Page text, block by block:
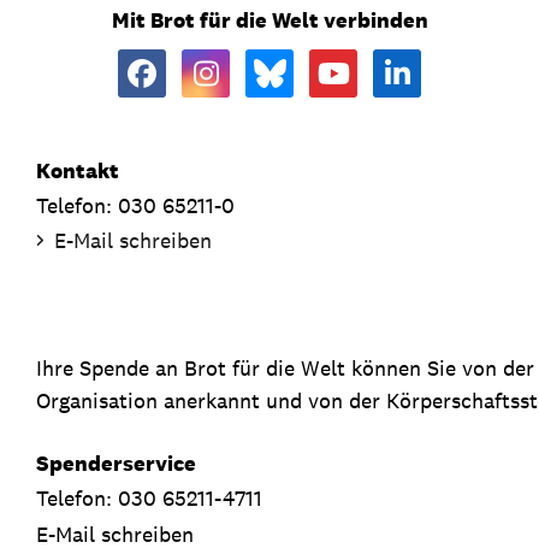
Mit Brot für die Welt verbinden
Kontakt
Telefon: 030 65211-0
E-Mail schreiben
Ihre Spende an Brot für die Welt können Sie von
Organisation anerkannt und von der
Spenderservice
Telefon: 030 65211-4711
E-Mail schreiben